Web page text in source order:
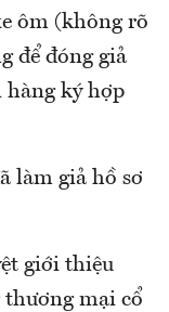
ôm (không rõ
để đóng giả
hàng ký hợp
làm giả hồ sơ
giới thiệu
mại cổ